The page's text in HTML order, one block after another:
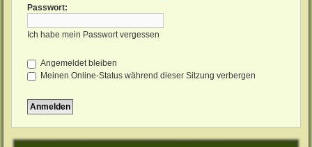
Passwort:
Ich habe mein Passwort vergessen
Angemeldet bleiben
Meinen Online-Status während dieser Sitzung verbergen